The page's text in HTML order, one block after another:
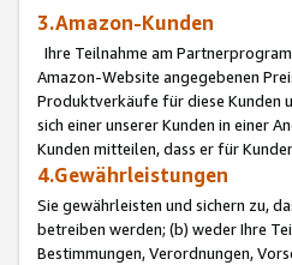
3.Amazon-Kunden
Ihre Teilnahme am
Amazon-Website angegebenen
Produktverkäufe für diese Kunden
sich einer unserer Kunden in einer
Kunden mitteilen, dass er für
4.Gewährleistungen
Sie gewährleisten und sichern zu,
betreiben werden; (b) weder Ihre
Bestimmungen, Verordnungen,